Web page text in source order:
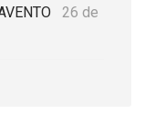
26 de